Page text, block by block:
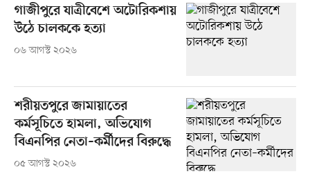
গাজীপুরে যাত্রীবেশে অটোরিকশায়
উঠে চালককে হত্যা
০৬ আগস্ট ২০২৬
শরীয়তপুরে জামায়াতের
কর্মসূচিতে হামলা, অভিযোগ
বিএনপির নেতা–কর্মীদের বিরুদ্ধে
০৫ আগস্ট ২০২৬